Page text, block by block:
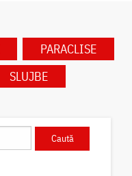
PARACLISE
SLUJBE